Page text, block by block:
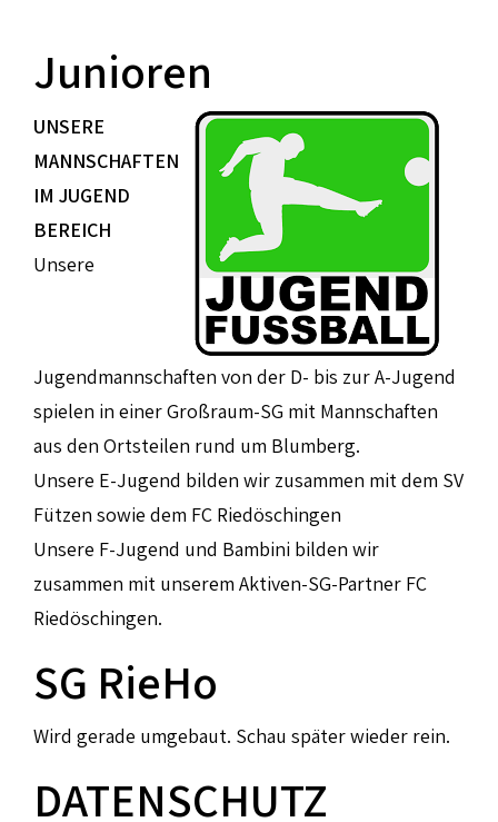
Junioren
UNSERE
MANNSCHAFTEN
IM JUGEND
BEREICH
Unsere
Jugendmannschaften von der D- bis zur A-Jugend
spielen in einer Großraum-SG mit Mannschaften
aus den Ortsteilen rund um Blumberg.
Unsere E-Jugend bilden wir zusammen mit dem SV
Fützen sowie dem FC Riedöschingen
Unsere F-Jugend und Bambini bilden wir
zusammen mit unserem Aktiven-SG-Partner FC
Riedöschingen.
SG RieHo
Wird gerade umgebaut. Schau später wieder rein.
DATENSCHUTZ